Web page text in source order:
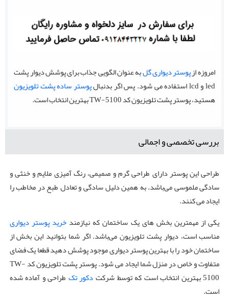
امروزه ازپوستر دیواری گلبه عنوان الگویی جذاب برای پوشش دیوار پشت
led و lcd استفاده می شود. پس اگر بدنبال
پوستر ساده پشت تلویزیون
هستید، پوستر پشت تلویزیون کد TW-5100 بهترین انتخاب است.
بررسی تخصصی و اجمالی
طراحی این پوستر دارای طراحی گرم و صمیمی، رنگ آمیزی ملایم و خنثی و
سادگی ملموسی می‌باشد. به همین دلیل سادگی و تعادل طبع در مخاطب را
ایجاد می کنند.
یکی از مهمترین بخش های یک ساختمان که نیازمندخرید پوستر دیواری
مناسب است، دیوار پشت تلویزیون می‌باشد. اگر شما بتوانید این بخش از
ساختمان خود را با بهترین پوستر دیواری موجود پوشش دهید قطعا یک فضای
متفاوت و خاص در منزل شما ایجاد می شود. پوستر پشت تلویزیون کد TW-
5100 بهترین انتخاب است که توسط شرکت
دکور تک طراحی و آماده شده
است.